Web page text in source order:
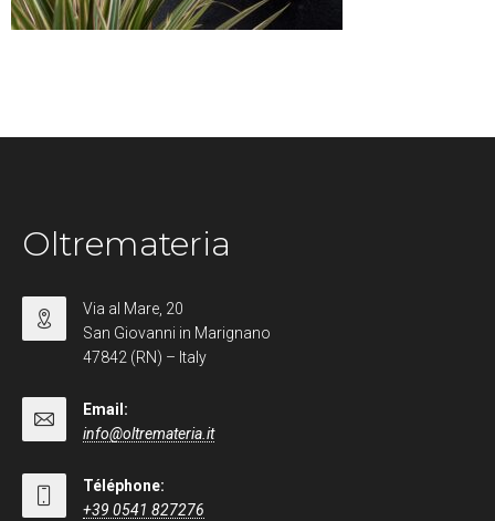
Oltremateria
Via al Mare, 20
San Giovanni in Marignano
47842 (RN) – Italy
Email:
info@oltremateria.it
Téléphone:
+39 0541 827276